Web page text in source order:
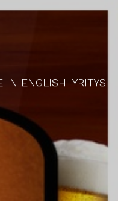
IN ENGLISH YRITYS